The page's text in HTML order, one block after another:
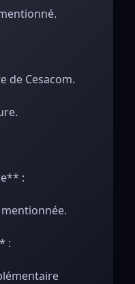
de Cesacom.
:
: